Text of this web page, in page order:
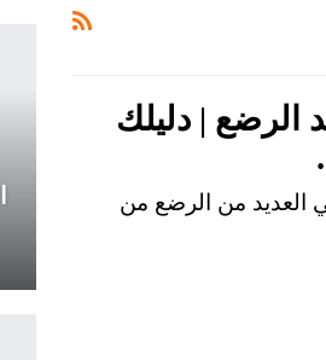
الرضع | دليلك
العديد من الرضع من